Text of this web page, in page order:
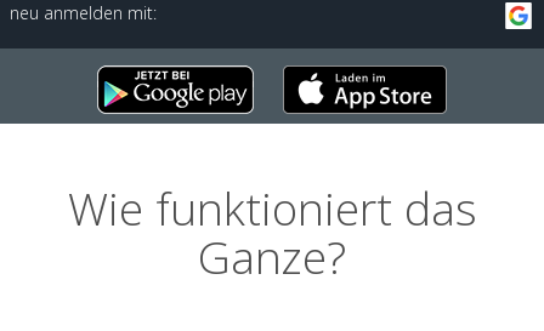
neu anmelden mit:
Wie funktioniert das
Ganze?